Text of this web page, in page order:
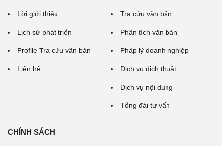
Lời giới thiệu
Lịch sử phát triển
Profile Tra cứu văn bản
Liên hệ
Tra cứu văn bản
Phân tích văn bản
Pháp lý doanh nghiệp
Dịch vụ dịch thuật
Dịch vụ nội dung
Tổng đài tư vấn
CHÍNH SÁCH